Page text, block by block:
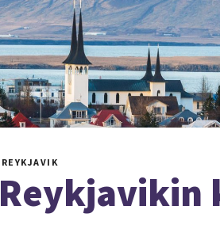
REYKJAVIK
Reykjavikin